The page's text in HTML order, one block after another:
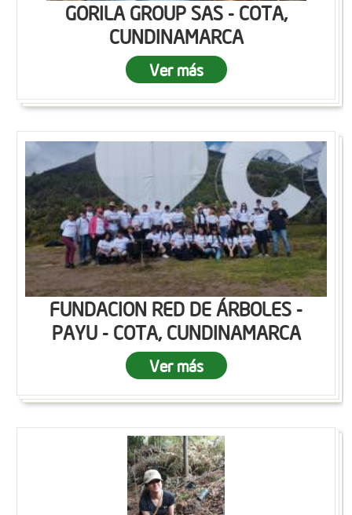
GORILA GROUP SAS - COTA,
CUNDINAMARCA
Ver más
FUNDACION RED DE ÁRBOLES -
PAYU - COTA, CUNDINAMARCA
Ver más